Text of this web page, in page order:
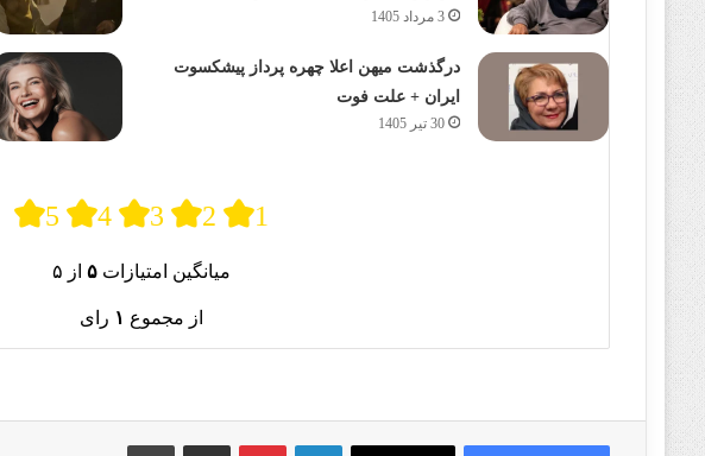
3 مرداد 1405
درگذشت میهن اعلا چهره پرداز پیشکسوت
ایران + علت فوت
30 تیر 1405
5 4 3 2 1
میانگین امتیازات ۵ از ۵
از مجموع ۱ رای
لینکدین پینترستاشتراک گذاری از طریق ایمیل چاپ